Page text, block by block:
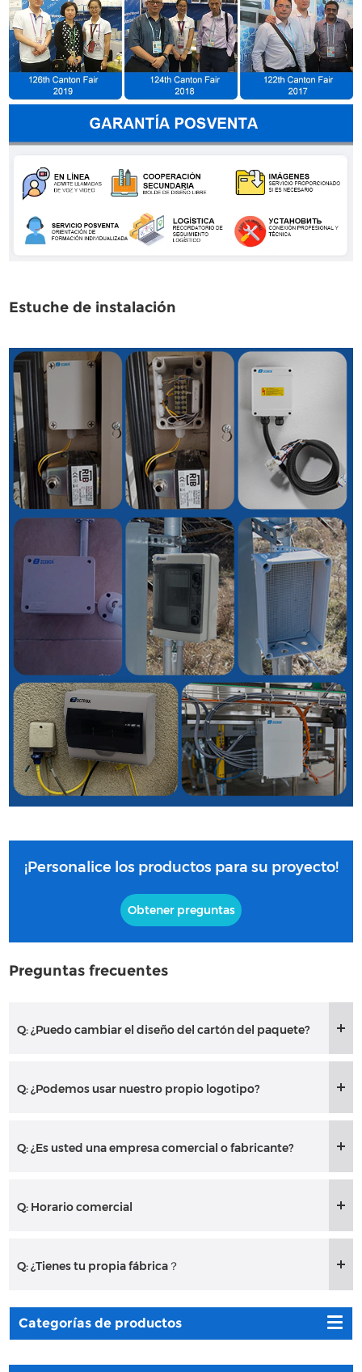
Estuche de instalación
¡Personalice los productos para su proyecto!
Obtener preguntas
Preguntas frecuentes
Q: ¿Puedo cambiar el diseño del cartón del paquete?
Q: ¿Podemos usar nuestro propio logotipo?
Q: ¿Es usted una empresa comercial o fabricante?
Q: Horario comercial
Q: ¿Tienes tu propia fábrica？
Categorías de productos